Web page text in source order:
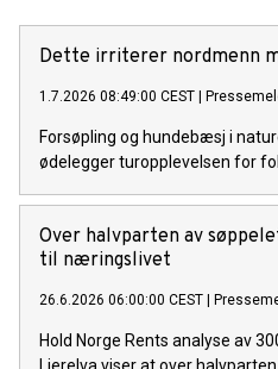
Dette irriterer nordmenn
1.7.2026 08:49:00 CEST |
Forsøpling og hundebæsj i
ødelegger turopplevelsen for
Over halvparten av
til næringslivet
26.6.2026 06:00:00 CEST |
Hold Norge Rents analyse av